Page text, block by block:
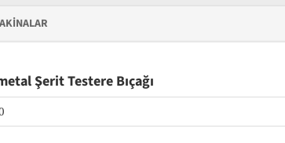
Şerit Testere Bıçağı